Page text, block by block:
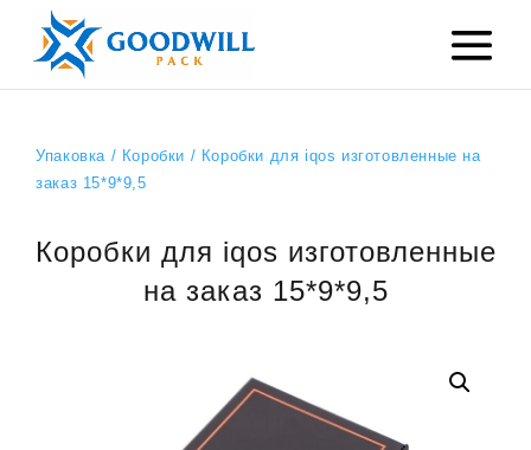
Упаковка/ Коробки / Коробки для iqos изготовленные ​​на
заказ 15*9*9,5
Коробки для iqos изготовленные
​​на заказ 15*9*9,5